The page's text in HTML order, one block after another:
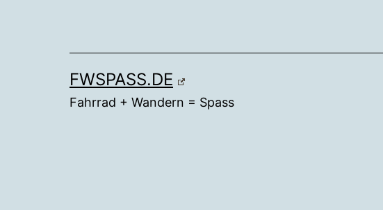
FWSPASS.DE
Fahrrad + Wandern = Spass